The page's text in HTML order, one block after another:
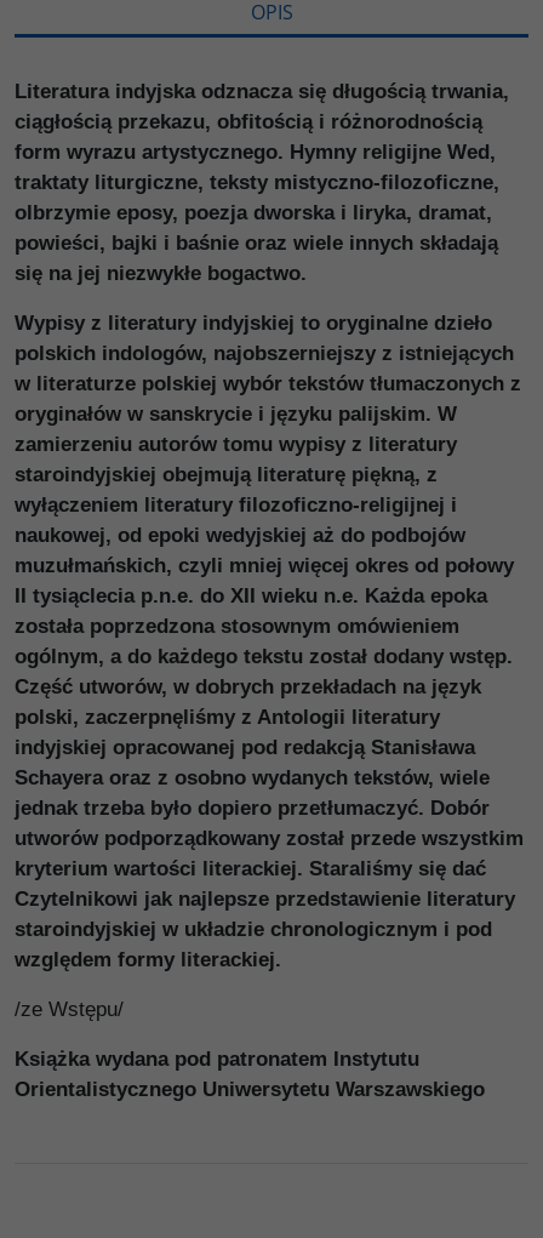
OPIS
Literatura indyjska odznacza się długością trwania,
ciągłością przekazu, obfitością i różnorodnością
form wyrazu artystycznego. Hymny religijne Wed,
traktaty liturgiczne, teksty mistyczno-filozoficzne,
olbrzymie eposy, poezja dworska i liryka, dramat,
powieści, bajki i baśnie oraz wiele innych składają
się na jej niezwykłe bogactwo.
Wypisy z literatury indyjskiej to oryginalne dzieło
polskich indologów, najobszerniejszy z istniejących
w literaturze polskiej wybór tekstów tłumaczonych z
oryginałów w sanskrycie i języku palijskim. W
zamierzeniu autorów tomu wypisy z literatury
staroindyjskiej obejmują literaturę piękną, z
wyłączeniem literatury filozoficzno-religijnej i
naukowej, od epoki wedyjskiej aż do podbojów
muzułmańskich, czyli mniej więcej okres od połowy
II tysiąclecia p.n.e. do XII wieku n.e. Każda epoka
została poprzedzona stosownym omówieniem
ogólnym, a do każdego tekstu został dodany wstęp.
Część utworów, w dobrych przekładach na język
polski, zaczerpnęliśmy z Antologii literatury
indyjskiej opracowanej pod redakcją Stanisława
Schayera oraz z osobno wydanych tekstów, wiele
jednak trzeba było dopiero przetłumaczyć. Dobór
utworów podporządkowany został przede wszystkim
kryterium wartości literackiej. Staraliśmy się dać
Czytelnikowi jak najlepsze przedstawienie literatury
staroindyjskiej w układzie chronologicznym i pod
względem formy literackiej.
/ze Wstępu/
Książka wydana pod patronatem Instytutu
Orientalistycznego Uniwersytetu Warszawskiego